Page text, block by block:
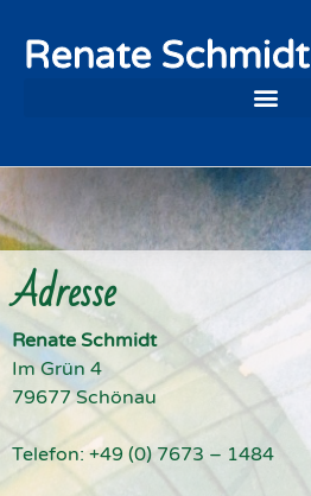
Renate Schmidt
Adresse
Renate Schmidt
Im Grün 4
79677 Schönau
Telefon: +49 (0) 7673 – 1484